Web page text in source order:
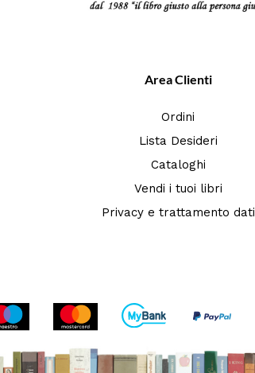
Area Clienti
Ordini
Lista Desideri
Cataloghi
Vendi i tuoi libri
Privacy e trattamento dati